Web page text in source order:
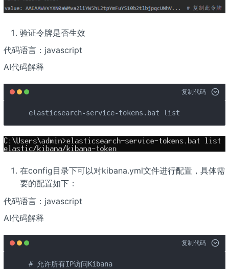
验证令牌是否生效
代码语言：javascript
AI代码解释
复制代码
elasticsearch-service-tokens.bat list
在config目录下可以对kibana.yml文件进行配置，具体需
要的配置如下：
代码语言：javascript
AI代码解释
复制代码
# 允许所有IP访问Kibana